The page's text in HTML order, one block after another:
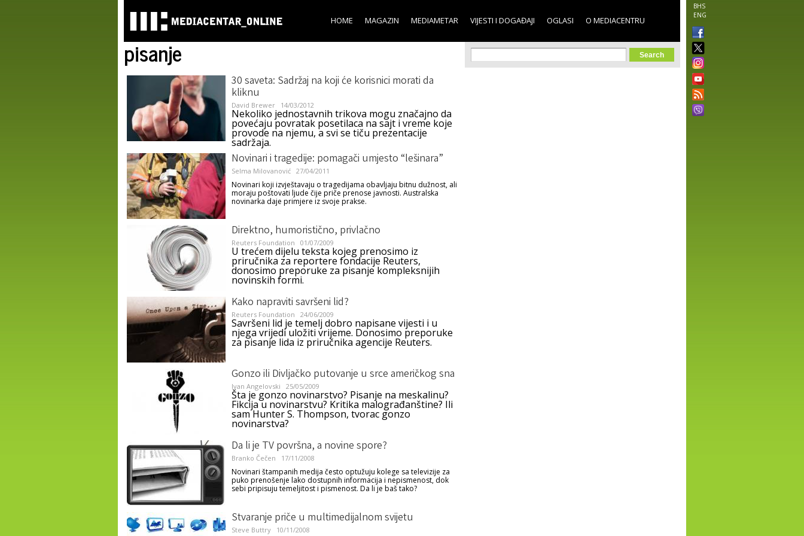
main
content
BHS
ENG
HOME MAGAZIN MEDIAMETAR VIJESTI I DOGAĐAJI OGLASI O MEDIACENTRU
pisanje
30 saveta: Sadržaj na koji će korisnici morati da
kliknu
David Brewer 14/03/2012
Nekoliko jednostavnih trikova mogu značajno da
povećaju povratak posetilaca na sajt i vreme koje
provode na njemu, a svi se tiču prezentacije
sadržaja.
Novinari i tragedije: pomagači umjesto “lešinara”
Selma Milovanović 27/04/2011
Novinari koji izvještavaju o tragedijama obavljaju bitnu dužnost, ali
moraju poštovati ljude čije priče prenose javnosti. Australska
novinarka daje primjere iz svoje prakse.
Direktno, humoristično, privlačno
Reuters Foundation 01/07/2009
U trećem dijelu teksta kojeg prenosimo iz
priručnika za reportere fondacije Reuters,
donosimo preporuke za pisanje kompleksnijih
novinskih formi.
Kako napraviti savršeni lid?
Reuters Foundation 24/06/2009
Savršeni lid je temelj dobro napisane vijesti i u
njega vrijedi uložiti vrijeme. Donosimo preporuke
za pisanje lida iz priručnika agencije Reuters.
Gonzo ili Divljačko putovanje u srce američkog sna
Ivan Angelovski 25/05/2009
Šta je gonzo novinarstvo? Pisanje na meskalinu?
Fikcija u novinarstvu? Kritika malograđanštine? Ili
sam Hunter S. Thompson, tvorac gonzo
novinarstva?
Da li je TV površna, a novine spore?
Branko Čečen 17/11/2008
Novinari štampanih medija često optužuju kolege sa televizije za
puko prenošenje lako dostupnih informacija i nepismenost, dok
sebi pripisuju temeljitost i pismenost. Da li je baš tako?
Stvaranje priče u multimedijalnom svijetu
Steve Buttry 10/11/2008
Search form
Search